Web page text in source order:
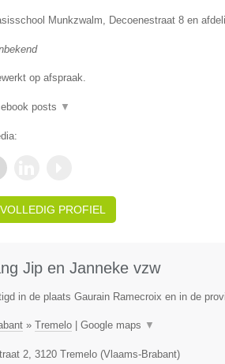
Munkzwalm, Decoenestraat 8 en
op afspraak.
posts ▼
PROFIEL
Jip en Janneke vzw
in de plaats Gaurain Ramecroix en in de
» Tremelo| Google maps ▼
2, 3120 Tremelo(Vlaams-Brabant)